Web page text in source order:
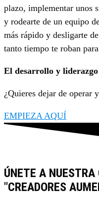
plazo, implementar unos
y rodearte de un equipo
más rápido y desligarte
tanto tiempo te roban
El desarrollo y
¿Quieres dejar de operar
EMPIEZA AQUÍ
ÚNETE A NUESTRA
"CREADORES